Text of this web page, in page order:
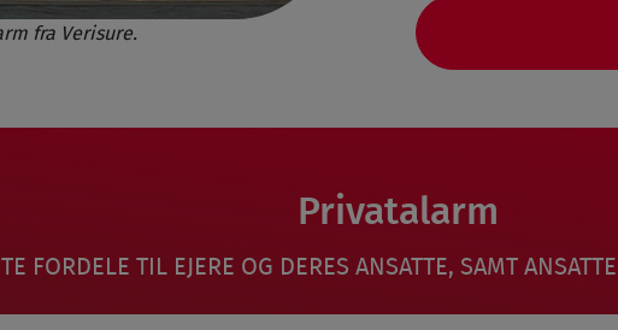
fra Verisure.
Privatalarm
FORDELE TIL EJERE OG DERES ANSATTE, SAMT